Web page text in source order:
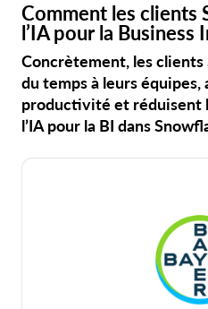
Comment les clients
l’IA pour la Business
Concrètement, les
du temps à leurs
productivité et réduisent
l’IA pour la BI dans